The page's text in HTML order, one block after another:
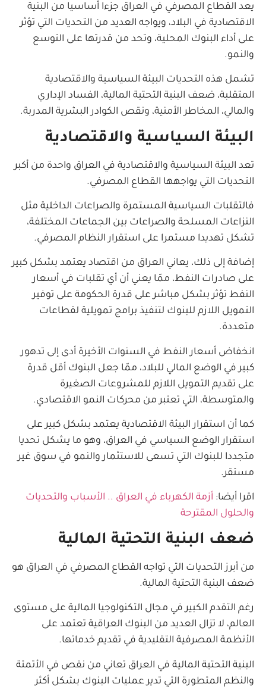
يعد القطاع المصرفي في العراق جزءا أساسيا من البنية
الاقتصادية في البلاد، ويواجه العديد من التحديات التي تؤثر
على أداء البنوك المحلية، وتحد من قدرتها على التوسع
والنمو.
تشمل هذه التحديات البيئة السياسية والاقتصادية
المتقلبة، ضعف البنية التحتية المالية، الفساد الإداري
والمالي، المخاطر الأمنية، ونقص الكوادر البشرية المدربة.
البيئة السياسية والاقتصادية
تعد البيئة السياسية والاقتصادية في العراق واحدة من أكبر
التحديات التي يواجهها القطاع المصرفي.
فالتقلبات السياسية المستمرة والصراعات الداخلية مثل
النزاعات المسلحة والصراعات بين الجماعات المختلفة،
تشكل تهديدا مستمرا على استقرار النظام المصرفي.
إضافة إلى ذلك، يعاني العراق من اقتصاد يعتمد بشكل كبير
على صادرات النفط، ممّا يعني أن أي تقلبات في أسعار
النفط تؤثر بشكل مباشر على قدرة الحكومة على توفير
التمويل اللازم للبنوك لتنفيذ برامج تمويلية لقطاعات
متعددة.
انخفاض أسعار النفط في السنوات الأخيرة أدى إلى تدهور
كبير في الوضع المالي للبلاد، ممّا جعل البنوك أقل قدرة
على تقديم التمويل اللازم للمشروعات الصغيرة
والمتوسطة، التي تعتبر من محركات النمو الاقتصادي.
كما أن استقرار البيئة الاقتصادية يعتمد بشكل كبير على
استقرار الوضع السياسي في العراق، وهو ما يشكل تحديا
متجددا للبنوك التي تسعى للاستثمار والنمو في سوق غير
مستقر.
اقرا أيضا: أزمة الكهرباء في العراق .. الأسباب والتحديات
والحلول المقترحة
ضعف البنية التحتية المالية
من أبرز التحديات التي تواجه القطاع المصرفي في العراق هو
ضعف البنية التحتية المالية.
رغم التقدم الكبير في مجال التكنولوجيا المالية على مستوى
العالم، لا تزال العديد من البنوك العراقية تعتمد على
الأنظمة المصرفية التقليدية في تقديم خدماتها.
البنية التحتية المالية في العراق تعاني من نقص في الأتمتة
والنظم المتطورة التي تدير عمليات البنوك بشكل أكثر